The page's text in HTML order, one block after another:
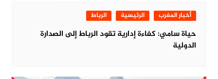
أخبار المغرب الرئيسية الرباط
حياة سامي: كفاءة إدارية تقود الرباط إلى الصدارة
الدولية